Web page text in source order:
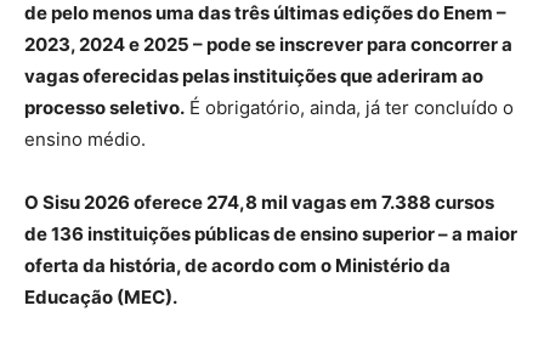
de pelo menos uma das três últimas edições do Enem –
2023, 2024 e 2025 – pode se inscrever para concorrer a
vagas oferecidas pelas instituições que aderiram ao
processo seletivo. É obrigatório, ainda, já ter concluído o
ensino médio.
O Sisu 2026 oferece 274,8 mil vagas em 7.388 cursos
de 136 instituições públicas de ensino superior – a maior
oferta da história, de acordo com o Ministério da
Educação (MEC).